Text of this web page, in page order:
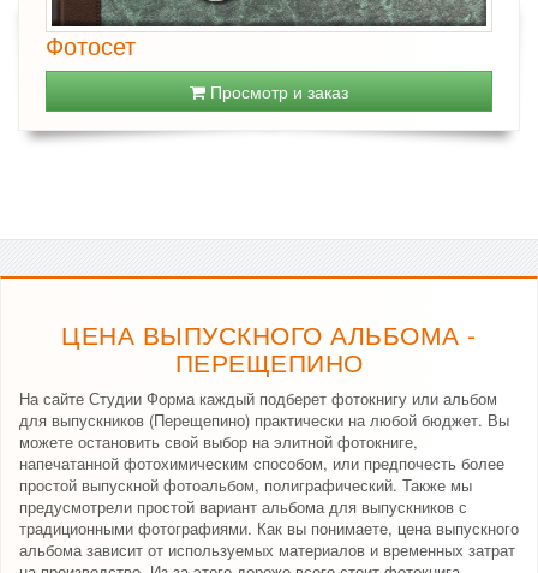
Фотосет
Просмотр и заказ
ЦЕНА ВЫПУСКНОГО АЛЬБОМА -
ПЕРЕЩЕПИНО
На сайте Студии Форма каждый подберет фотокнигу или альбом
для выпускников (Перещепино) практически на любой бюджет. Вы
можете остановить свой выбор на элитной фотокниге,
напечатанной фотохимическим способом, или предпочесть более
простой выпускной фотоальбом, полиграфический. Также мы
предусмотрели простой вариант альбома для выпускников с
традиционными фотографиями. Как вы понимаете, цена выпускного
альбома зависит от используемых материалов и временных затрат